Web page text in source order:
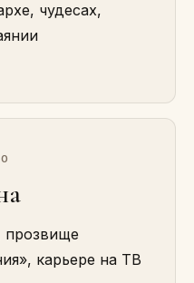
чудесах,
прозвище
карьере на ТВ